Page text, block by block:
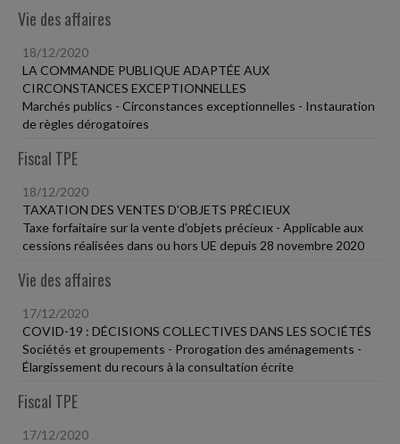
Vie des affaires
18/12/2020
LA COMMANDE PUBLIQUE ADAPTÉE AUX
CIRCONSTANCES EXCEPTIONNELLES
Marchés publics - Circonstances exceptionnelles - Instauration
de règles dérogatoires
Fiscal TPE
18/12/2020
TAXATION DES VENTES D'OBJETS PRÉCIEUX
Taxe forfaitaire sur la vente d'objets précieux - Applicable aux
cessions réalisées dans ou hors UE depuis 28 novembre 2020
Vie des affaires
17/12/2020
COVID-19 : DÉCISIONS COLLECTIVES DANS LES SOCIÉTÉS
Sociétés et groupements - Prorogation des aménagements -
Élargissement du recours à la consultation écrite
Fiscal TPE
17/12/2020